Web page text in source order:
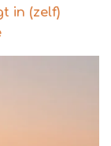
in (zelf)